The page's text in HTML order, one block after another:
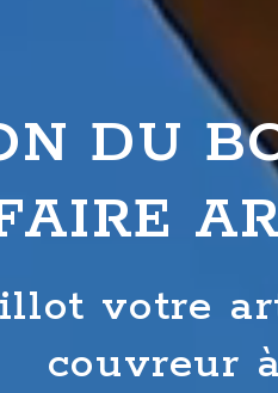
DU
votre
couvreur